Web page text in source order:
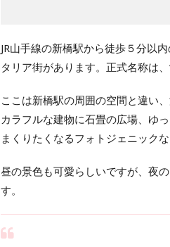
JR山手線の新橋駅から徒歩５分以
タリア街があります。正式名称は
ここは新橋駅の周囲の空間と違い
カラフルな建物に石畳の広場、ゆ
まくりたくなるフォトジェニック
昼の景色も可愛らしいですが、夜
す。